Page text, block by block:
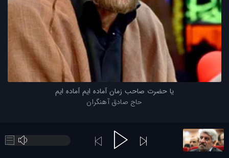
یا حضرت صاحب زمان آماده ایم آماده ایم
حاج صادق آهنگران